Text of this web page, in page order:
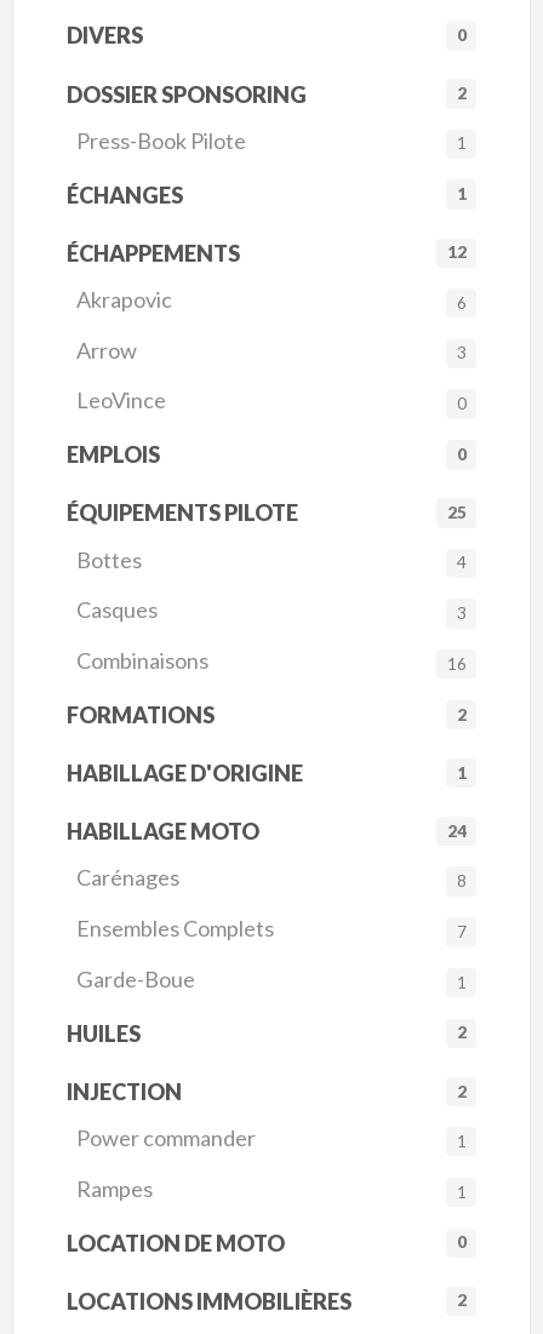
DIVERS 0
DOSSIER SPONSORING 2
Press-Book Pilote 1
ÉCHANGES 1
ÉCHAPPEMENTS 12
Akrapovic 6
Arrow 3
LeoVince 0
EMPLOIS 0
ÉQUIPEMENTS PILOTE 25
Bottes 4
Casques 3
Combinaisons 16
FORMATIONS 2
HABILLAGE D'ORIGINE 1
HABILLAGE MOTO 24
Carénages 8
Ensembles Complets 7
Garde-Boue 1
HUILES 2
INJECTION 2
Power commander 1
Rampes 1
LOCATION DE MOTO 0
LOCATIONS IMMOBILIÈRES 2